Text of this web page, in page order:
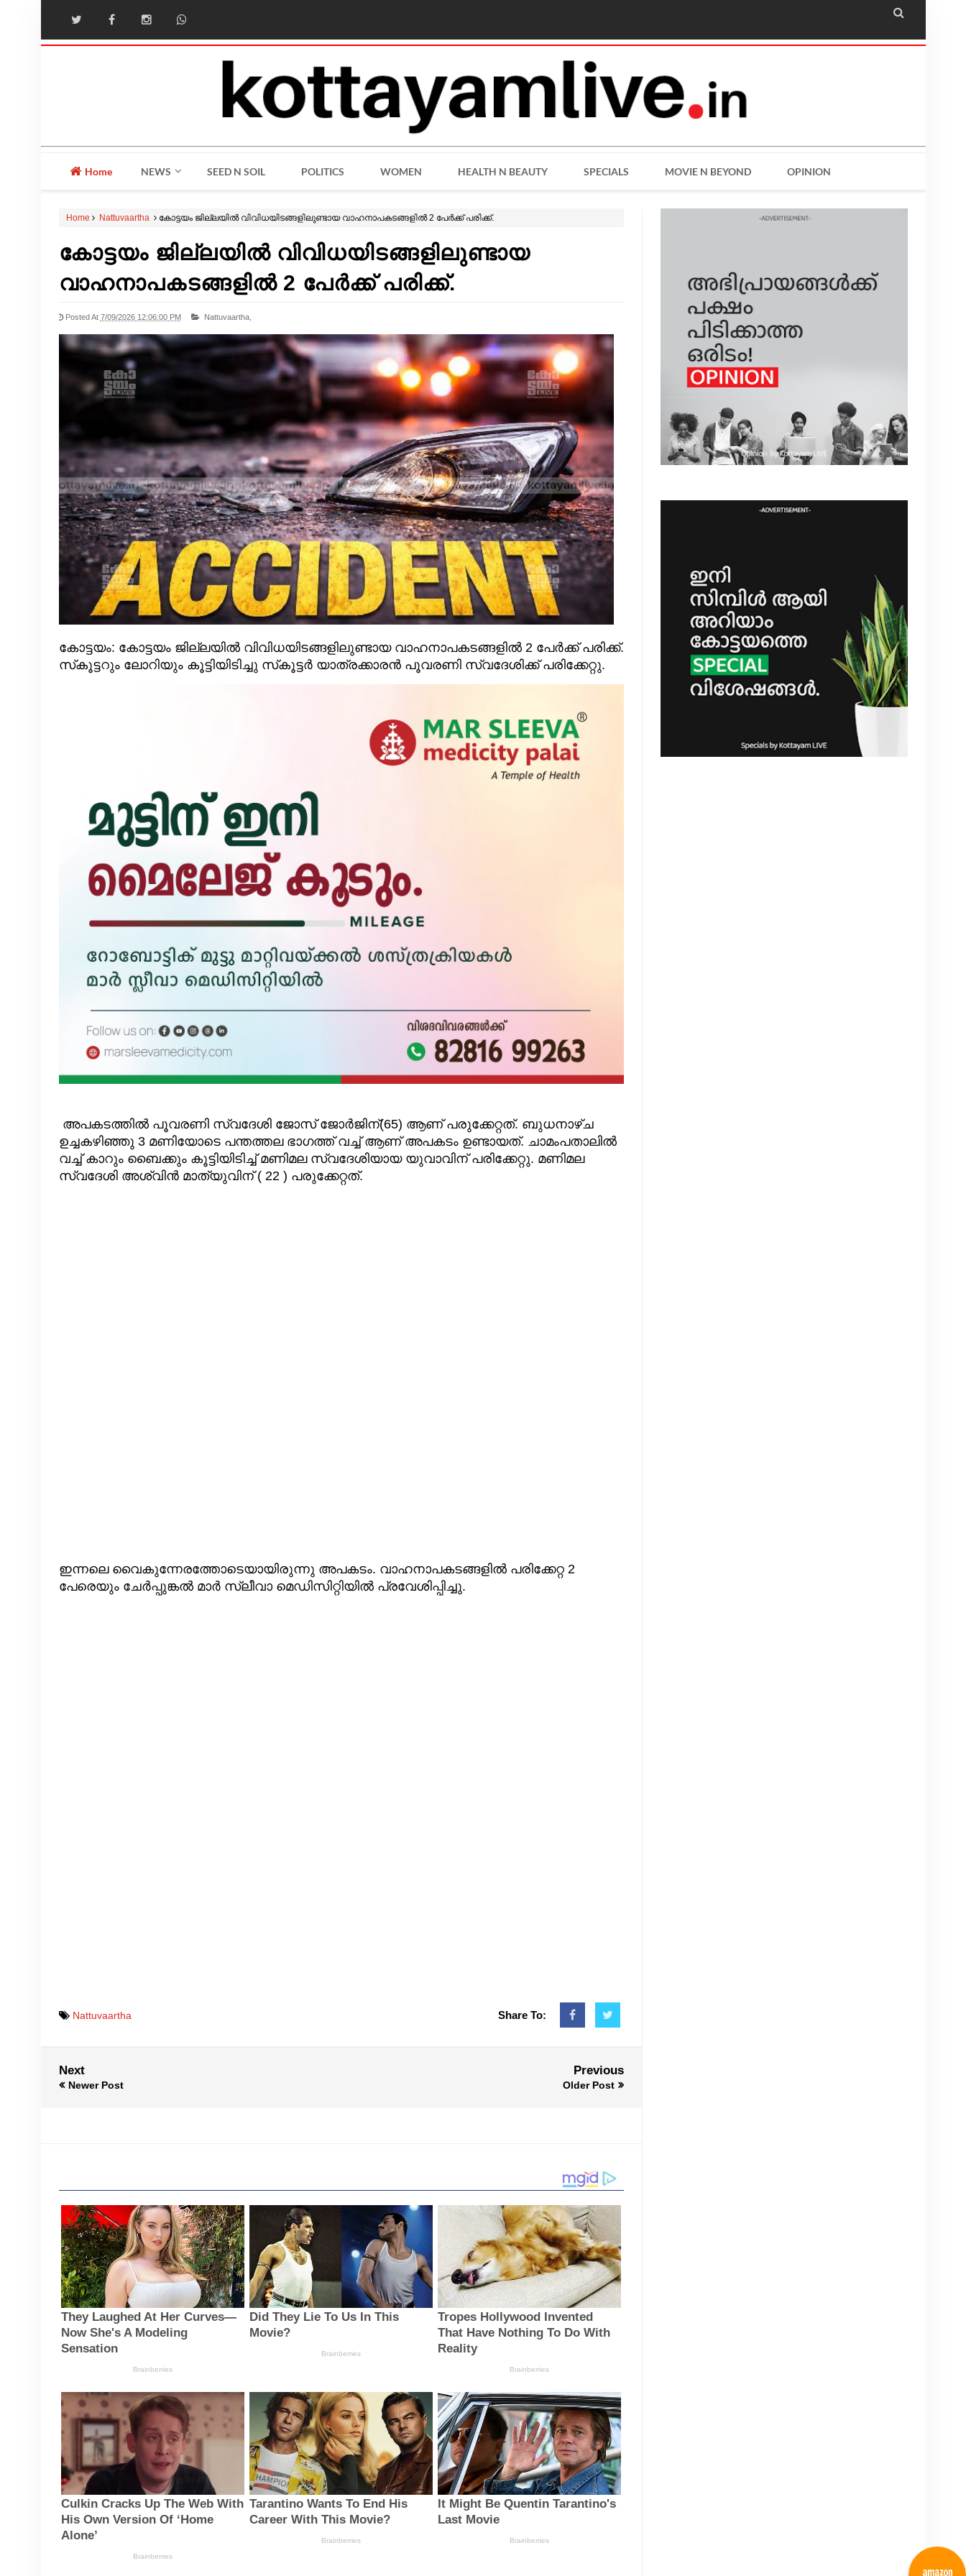

Home NEWS SEED N SOIL POLITICS WOMEN HEALTH N BEAUTY SPECIALS MOVIE N BEYOND OPINION
Home Nattuvaartha കോട്ടയം ജില്ലയിൽ വിവിധയിടങ്ങളിലുണ്ടായ വാഹനാപകടങ്ങളിൽ 2 പേർക്ക് പരിക്ക്.
കോട്ടയം ജില്ലയിൽ വിവിധയിടങ്ങളിലുണ്ടായ
വാഹനാപകടങ്ങളിൽ 2 പേർക്ക് പരിക്ക്.
Posted At 7/09/2026 12:06:00 PM Nattuvaartha,
കോട്ടയം: കോട്ടയം ജില്ലയിൽ വിവിധയിടങ്ങളിലുണ്ടായ വാഹനാപകടങ്ങളിൽ 2 പേർക്ക് പരിക്ക്.
സ്‌കൂട്ടറും ലോറിയും കൂട്ടിയിടിച്ചു സ്‌കൂട്ടർ യാത്രക്കാരൻ പൂവരണി സ്വദേശിക്ക് പരിക്കേറ്റു.
അപകടത്തിൽ പൂവരണി സ്വദേശി ജോസ് ജോർജിന്(65) ആണ് പരുക്കേറ്റത്. ബുധനാഴ്ച
ഉച്ചകഴിഞ്ഞു 3 മണിയോടെ പന്തത്തല ഭാഗത്ത് വച്ച് ആണ് അപകടം ഉണ്ടായത്. ചാമംപതാലിൽ
വച്ച് കാറും ബൈക്കും കൂട്ടിയിടിച്ച് മണിമല സ്വദേശിയായ യുവാവിന് പരിക്കേറ്റു. മണിമല
സ്വദേശി അശ്വിൻ മാത്യുവിന് ( 22 ) പരുക്കേറ്റത്.
ഇന്നലെ വൈകുന്നേരത്തോടെയായിരുന്നു അപകടം. വാഹനാപകടങ്ങളിൽ പരിക്കേറ്റ 2
പേരെയും ചേർപ്പുങ്കൽ മാർ സ്ലീവാ മെഡിസിറ്റിയിൽ പ്രവേശിപ്പിച്ചു.
Nattuvaartha Share To:
Next
Newer Post
Previous
Older Post